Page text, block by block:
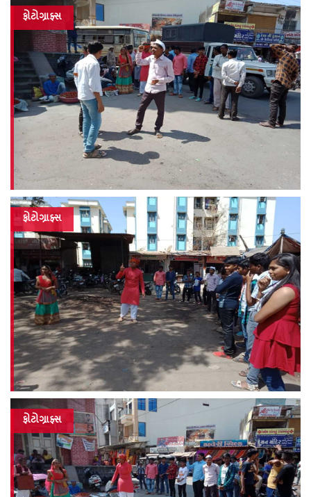
ફોટોગ્રાફ્સ
ફોટોગ્રાફ્સ
ફોટોગ્રાફ્સ